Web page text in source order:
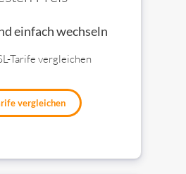
einfach wechseln
Tarife vergleichen
vergleichen